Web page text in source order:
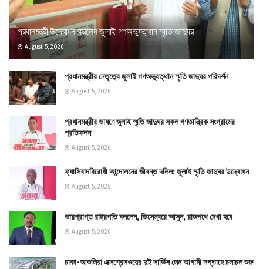
প্রধানমন্ত্রী উদ্বোধন করলেন জুলাই গণঅভ্যুত্থান স্মৃতি জাদুঘর
August 5, 2026
প্রধানমন্ত্রীর নেতৃত্বে জুলাই গণঅভ্যুত্থান স্মৃতি জাদুঘর পরিদর্শন
August 5, 2026
প্রধানমন্ত্রীর ভাষণে জুলাই স্মৃতি জাদুঘর সকল গণতান্ত্রিক সংগ্রামের
প্রতিফলন
August 5, 2026
ফ্যাসিবাদবিরোধী আন্দোলনের জীবন্ত দলিল: জুলাই স্মৃতি জাদুঘর উদ্বোধন
August 5, 2026
ভারপ্রাপ্ত রাষ্ট্রপতি বললেন, ডিসেম্বরে আসুন, রাজপথে দেখা হবে
August 5, 2026
ঢাকা-আশুলিয়া এক্সপ্রেসওয়ের দুই সার্ভিস লেন আগামী সপ্তাহে চলাচল শুরু